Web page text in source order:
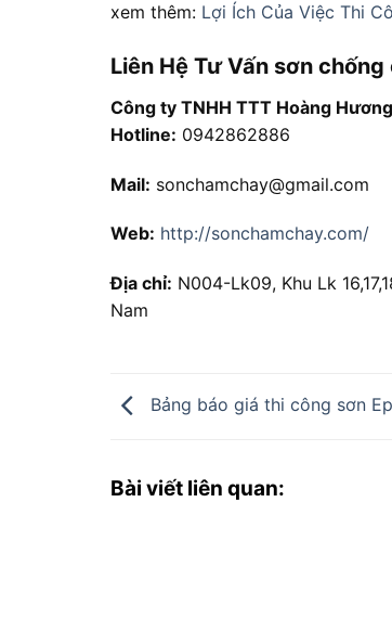
xem thêm: Lợi Ích Của Việc Thi
Liên Hệ Tư Vấn sơn
Công ty TNHH TTT Hoàng Hương
Hotline: 0942862886
Mail: sonchamchay@gmail.com
Web: http://sonchamchay.com/
Địa chỉ: N004-Lk09, Khu Lk
Nam
Bảng báo giá thi công sơn
Bài viết liên quan: